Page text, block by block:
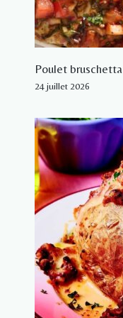
Poulet bruschetta
24 juillet 2026